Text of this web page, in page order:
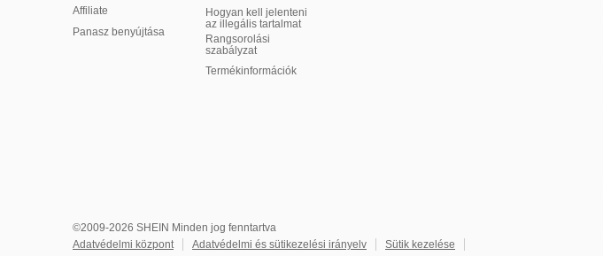
Affiliate
Panasz benyújtása
Hogyan kell jelenteni
az illegális tartalmat
Rangsorolási
szabályzat
​Termékinformációk
©2009-2026 SHEIN Minden jog fenntartva
Adatvédelmi központ
Adatvédelmi és sütikezelési irányelv Sütik kezelése